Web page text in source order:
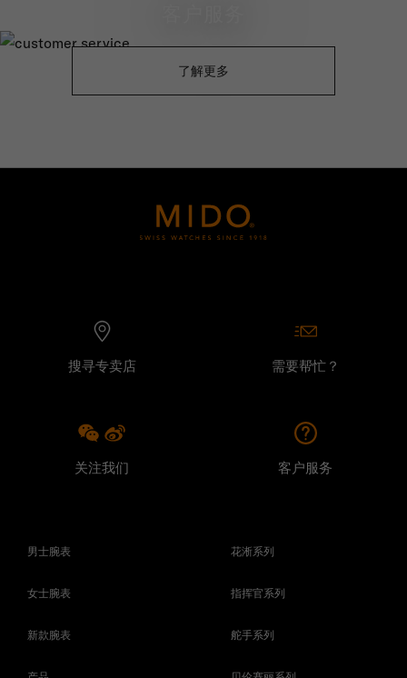
了解更多
搜寻专卖店 需要帮忙？
关注我们 客户服务
男士腕表
女士腕表
新款腕表
花淅系列
指挥官系列
舵手系列